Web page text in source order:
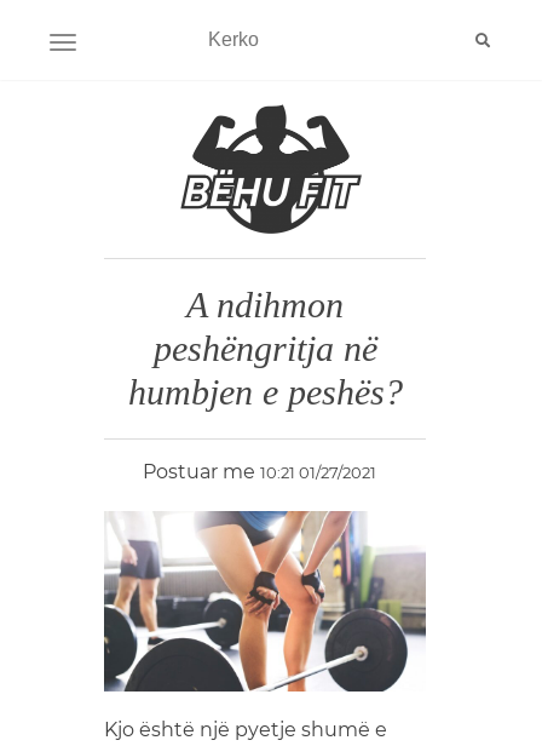
HAP MENYNE
A ndihmon
peshëngritja në
humbjen e peshës?
Postuar me 10:21 01/27/2021
Kjo është një pyetje shumë e